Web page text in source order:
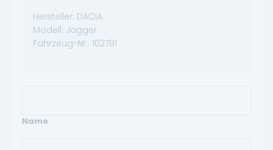
Hersteller: DACIA
Modell: Jogger
Fahrzeug-Nr.: 102781
Name